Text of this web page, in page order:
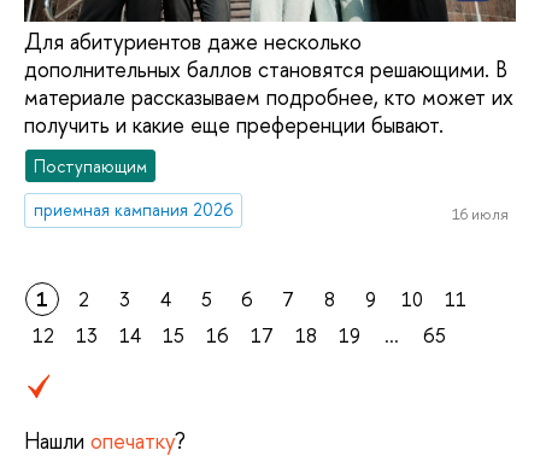
Для абитуриентов даже несколько
дополнительных баллов становятся решающими. В
материале рассказываем подробнее, кто может их
получить и какие еще преференции бывают.
Поступающим
приемная кампания 2026
16 июля
1 2 3 4 5 6 7 8 9 10
11
12
13 14 15 16 17 18 19 ... 65
Нашли опечатку?